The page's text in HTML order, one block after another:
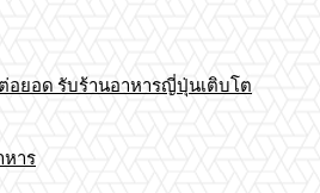
อยอด รับร้านอาหารญี่ปุ่นเติบโต
หาร